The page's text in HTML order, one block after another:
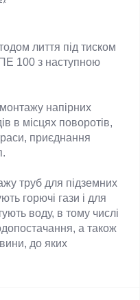
лиття під тиском
100 з наступною
напірних
в місцях поворотів,
приєднання
труб для підземних
горючі гази і для
воду, в тому числі
а також
до яких